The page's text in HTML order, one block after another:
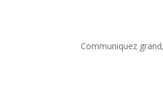
Communiquez grand,